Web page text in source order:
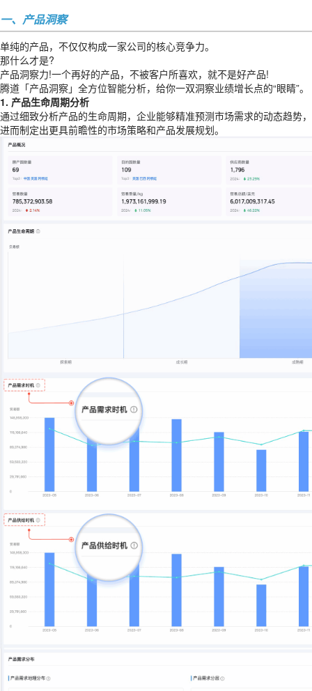
一、产品洞察
单纯的产品，不仅仅构成一家公司的核心竞争力。
那什么才是?
产品洞察力!一个再好的产品，不被客户所喜欢，就不是好产品!
腾道「产品洞察」全方位智能分析，给你一双洞察业绩增长点的“眼睛”。
1. 产品生命周期分析
通过细致分析产品的生命周期，企业能够精准预测市场需求的动态趋势，
进而制定出更具前瞻性的市场策略和产品发展规划。